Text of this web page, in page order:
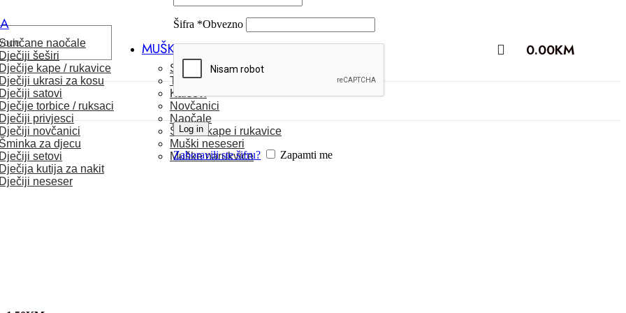
Šifra *Obvezno
Log in
Zaboravili ste šifru? Zapamti me
0.00KM
naočale
Dječiji šeširi
Dječije kape / rukavice
Dječiji ukrasi za kosu
Dječiji satovi
Dječije torbice / ruksaci
Dječiji privjesci
Dječiji novčanici
Šminka za djecu
Dječiji setovi
Dječija kutija za nakit
Dječiji neseser
MUŠKARCI
Satovi
Torbice
Kaiševi
Novčanici
Naočale
Šalovi, kape i rukavice
Muški neseseri
Muške narukvice